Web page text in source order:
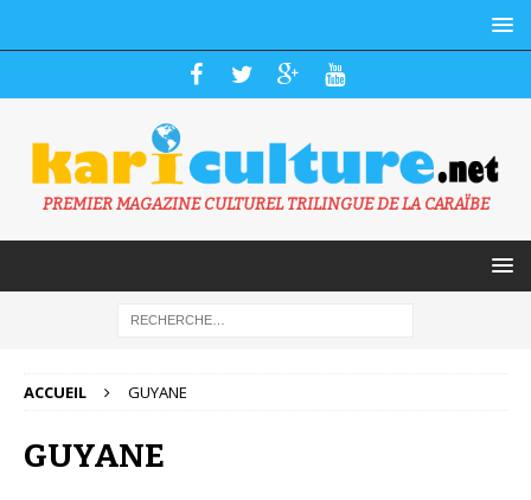
PREMIER MAGAZINE CULTUREL TRILINGUE DE LA CARAÏBE
ACCUEIL GUYANE
GUYANE